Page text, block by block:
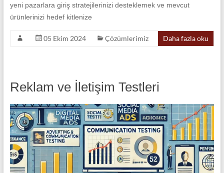
yeni pazarlara giriş stratejilerinizi desteklemek ve mevcut
ürünlerinizi hedef kitlenize
05 Ekim 2024 Çözümlerimiz Daha fazla oku
Reklam ve İletişim Testleri